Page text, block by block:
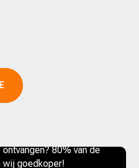
80% van de
wij goedkoper!